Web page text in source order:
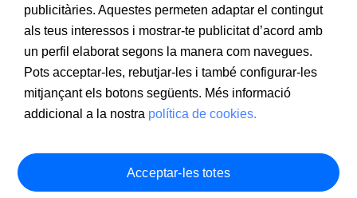
publicitàries. Aquestes permeten adaptar el contingut
als teus interessos i mostrar-te publicitat d’acord amb
un perfil elaborat segons la manera com navegues.
Pots acceptar-les, rebutjar-les i també configurar-les
mitjançant els botons següents. Més informació
addicional a la nostra política de cookies.
Acceptar-les totes